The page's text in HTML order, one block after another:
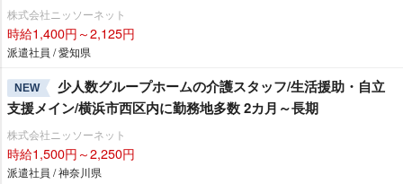
株式会社ニッソーネット
時給1,400円～2,125円
派遣社員 / 愛知県
NEW
少人数グループホームの介護スタッフ/生活援助・自立
支援メイン/横浜市西区内に勤務地多数 2カ月～長期
株式会社ニッソーネット
時給1,500円～2,250円
派遣社員 / 神奈川県